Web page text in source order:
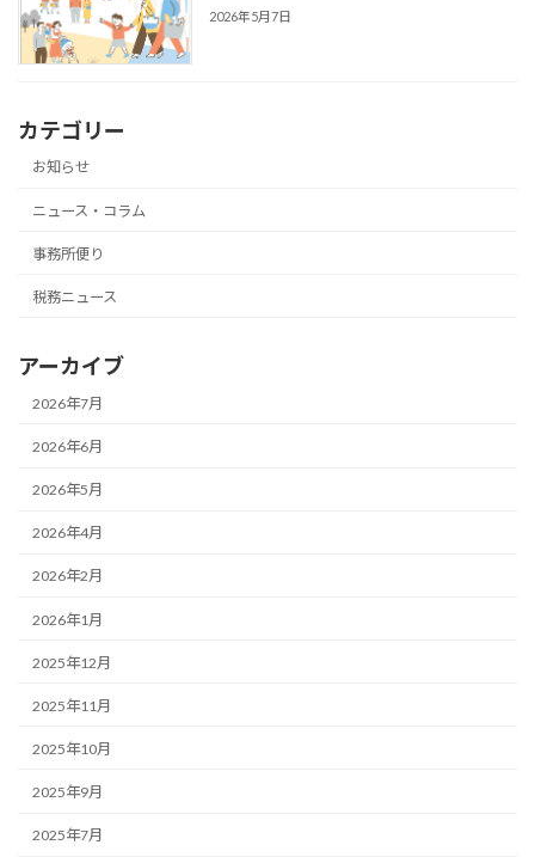
2026年5月7日
カテゴリー
お知らせ
ニュース・コラム
事務所便り
税務ニュース
アーカイブ
2026年7月
2026年6月
2026年5月
2026年4月
2026年2月
2026年1月
2025年12月
2025年11月
2025年10月
2025年9月
2025年7月